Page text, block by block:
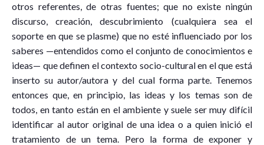
otros referentes, de otras fuentes; que no existe ningún
discurso, creación, descubrimiento (cualquiera sea el
soporte en que se plasme) que no esté influenciado por los
saberes —entendidos como el conjunto de conocimientos e
ideas— que definen el contexto socio-cultural en el que está
inserto su autor/autora y del cual forma parte. Tenemos
entonces que, en principio, las ideas y los temas son de
todos, en tanto están en el ambiente y suele ser muy difícil
identificar al autor original de una idea o a quien inició el
tratamiento de un tema. Pero la forma de exponer y